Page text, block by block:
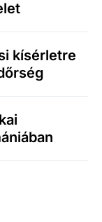
kísérletre